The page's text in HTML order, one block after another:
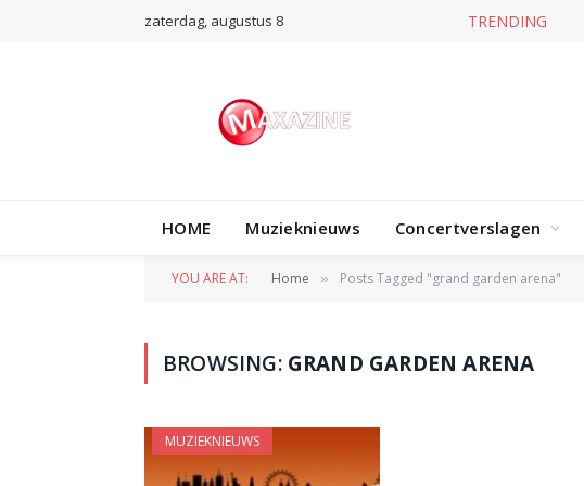
zaterdag, augustus 8 TRENDING
HOME Muzieknieuws Concertverslagen
YOU ARE AT: Home » Posts Tagged "grand garden arena"
BROWSING: GRAND GARDEN ARENA
MUZIEKNIEUWS